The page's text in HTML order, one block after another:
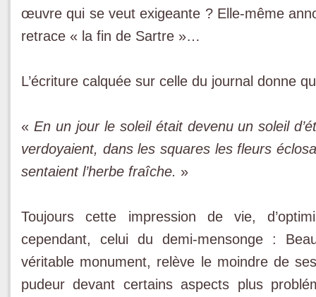
œuvre qui se veut exigeante ? Elle-même
retrace « la fin de Sartre »…
L’écriture calquée sur celle du journal donne
« En un jour le soleil était devenu un soleil
verdoyaient, dans les squares les fleurs
sentaient l’herbe fraîche. »
Toujours cette impression de vie,
cependant, celui du demi-mensonge :
véritable monument, relève le moindre de
pudeur devant certains aspects plus